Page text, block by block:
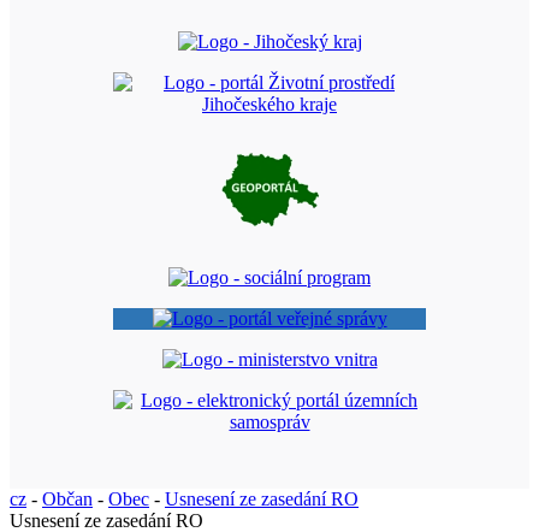
cz - Občan - Obec - Usnesení ze zasedání RO
Usnesení ze zasedání RO